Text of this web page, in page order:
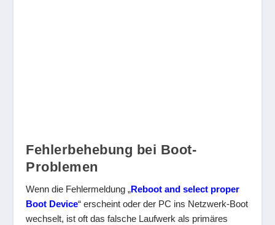
Fehlerbehebung bei Boot-
Problemen
Wenn die Fehlermeldung „Reboot and select proper
Boot Device“ erscheint oder der PC ins Netzwerk-Boot
wechselt, ist oft das falsche Laufwerk als primäres